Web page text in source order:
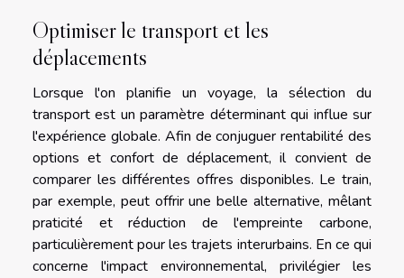
Optimiser le transport et les
déplacements
Lorsque l'on planifie un voyage, la sélection du
transport est un paramètre déterminant qui influe sur
l'expérience globale. Afin de conjuguer rentabilité des
options et confort de déplacement, il convient de
comparer les différentes offres disponibles. Le train,
par exemple, peut offrir une belle alternative, mêlant
praticité et réduction de l'empreinte carbone,
particulièrement pour les trajets interurbains. En ce qui
concerne l'impact environnemental, privilégier les